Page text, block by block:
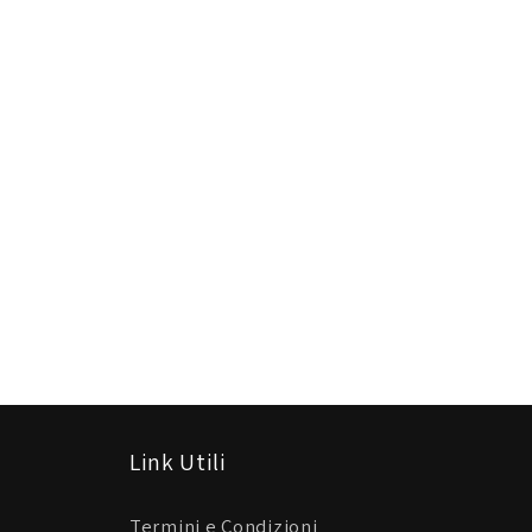
Link Utili
Termini e Condizioni